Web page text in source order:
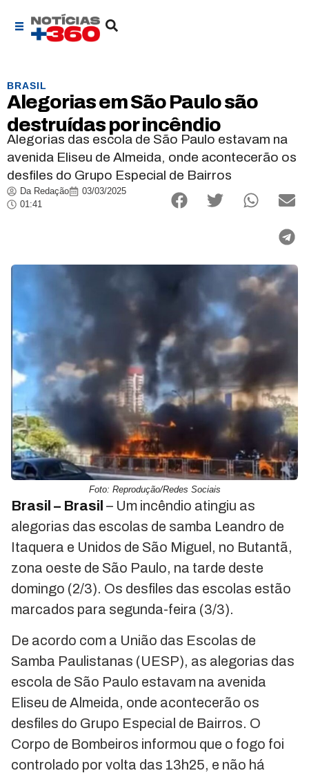
BRASIL
Alegorias em São Paulo são
destruídas por incêndio
Alegorias das escola de São Paulo estavam na
avenida Eliseu de Almeida, onde acontecerão os
desfiles do Grupo Especial de Bairros
Da Redação
03/03/2025
01:41
Foto: Reprodução/Redes Sociais
Brasil – Brasil – Um incêndio atingiu as
alegorias das escolas de samba Leandro de
Itaquera e Unidos de São Miguel, no Butantã,
zona oeste de São Paulo, na tarde deste
domingo (2/3). Os desfiles das escolas estão
marcados para segunda-feira (3/3).
De acordo com a União das Escolas de
Samba Paulistanas (UESP), as alegorias das
escola de São Paulo estavam na avenida
Eliseu de Almeida, onde acontecerão os
desfiles do Grupo Especial de Bairros. O
Corpo de Bombeiros informou que o fogo foi
controlado por volta das 13h25, e não há